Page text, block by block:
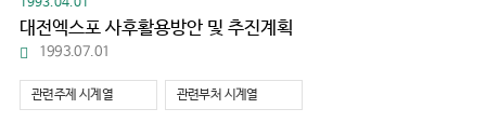
대전엑스포 사후활용방안 및 추진계획
파
다
운
로
1993.07.01
관련주제 시계열 관련부처 시계열